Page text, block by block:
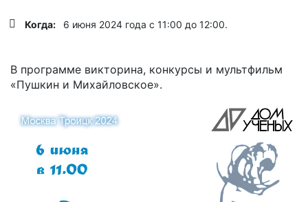
Когда: 6 июня 2024 года с 11:00 до 12:00.
В программе викторина, конкурсы и мультфильм
«Пушкин и Михайловское».